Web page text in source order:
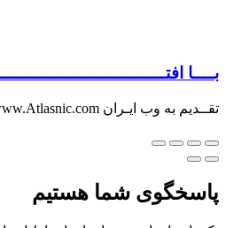
بــــا
تقــدیم به وب ایـران www.Atlasnic.com
پاسخگوی شما هستیم